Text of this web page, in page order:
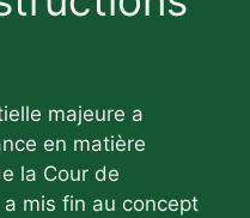
majeure a
en matière
la Cour de
mis fin au concept